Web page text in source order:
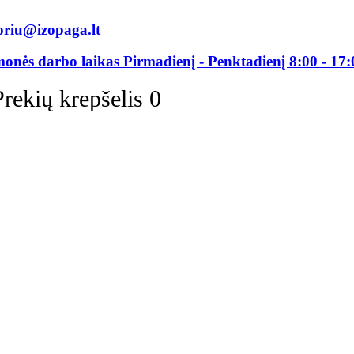
darbo laikas Pirmadienį - Penktadienį 8:00 -
krepšelis 0